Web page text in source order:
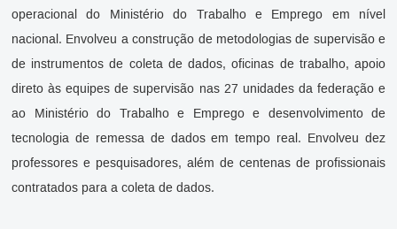
operacional do Ministério do Trabalho e Emprego em nível
nacional. Envolveu a construção de metodologias de supervisão e
de instrumentos de coleta de dados, oficinas de trabalho, apoio
direto às equipes de supervisão nas 27 unidades da federação e
ao Ministério do Trabalho e Emprego e desenvolvimento de
tecnologia de remessa de dados em tempo real. Envolveu dez
professores e pesquisadores, além de centenas de profissionais
contratados para a coleta de dados.